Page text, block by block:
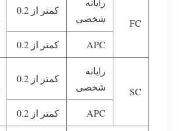
FC
شخصی
کمتر از 0.2
APC
کمتر از 0.2
SC
رایانه
شخصی
کمتر از 0.2
APC
کمتر از 0.2